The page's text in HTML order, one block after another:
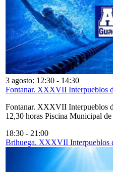
3 agosto: 12:30 - 14:30
Fontanar. XXXVII Interpueblos
Fontanar. XXXVII Interpueblos
12,30 horas Piscina Municipal
18:30 - 21:00
Brihuega. XXXVII Interpueblos